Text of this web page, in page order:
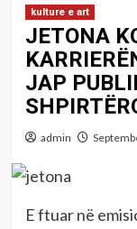
kulture e art
JETONA
JAP
admin
E ftuar në